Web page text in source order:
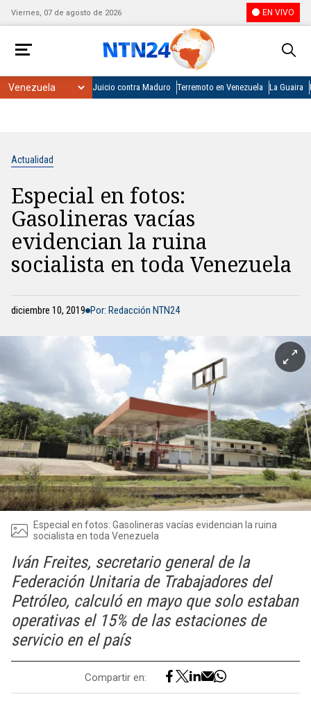
Viernes, 07 de agosto de 2026 EN VIVO
Juicio contra Maduro Terremoto en Venezuela La Guaira
Actualidad
Especial en fotos:
Gasolineras vacías
evidencian la ruina
socialista en toda Venezuela
diciembre 10, 2019 Por: Redacción NTN24
Especial en fotos: Gasolineras vacías evidencian la ruina
socialista en toda Venezuela
Iván Freites, secretario general de la
Federación Unitaria de Trabajadores del
Petróleo, calculó en mayo que solo estaban
operativas el 15% de las estaciones de
servicio en el país
Compartir en: